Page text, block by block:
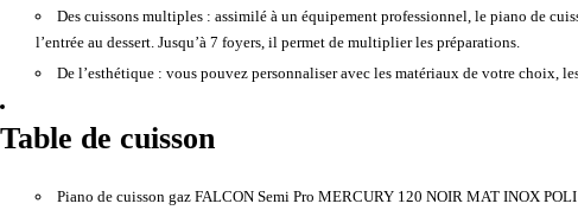
Des cuissons multiples : assimilé à un équipement professionnel, le piano de
l’entrée au dessert. Jusqu’à 7 foyers, il permet de multiplier les préparations.
De l’esthétique : vous pouvez personnaliser avec les matériaux de votre choix,
Table de cuisson
Piano de cuisson gaz FALCON Semi Pro MERCURY 120 NOIR MAT INOX POLI